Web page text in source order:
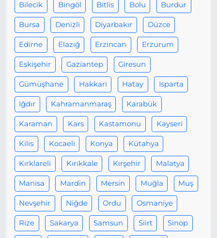
Bilecik Bingöl Bitlis Bolu Burdur
Bursa Denizli Diyarbakır Düzce
Edirne Elazığ Erzincan Erzurum
Eskişehir Gaziantep Giresun
Gümüşhane Hakkari Hatay Isparta
Iğdır Kahramanmaraş Karabük
Karaman Kars Kastamonu Kayseri
Kilis Kocaeli Konya Kütahya
Kırklareli Kırıkkale Kırşehir Malatya
Manisa Mardin Mersin Muğla Muş
Nevşehir Niğde Ordu Osmaniye
Rize Sakarya Samsun Siirt Sinop